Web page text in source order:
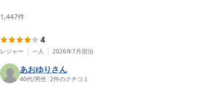
1,447件
4
レジャー 一人 2026年7月宿泊
あおゆりさん
40代/男性 |2件のクチコミ